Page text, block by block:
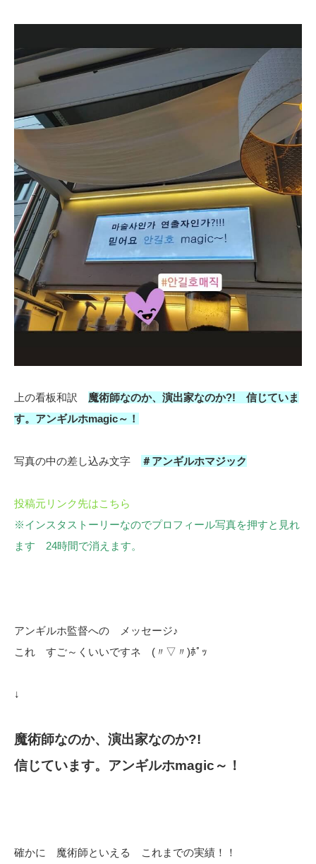
上の看板和訳 魔術師なのか、演出家なのか?! 信じていま
す。アンギルホmagic～！
写真の中の差し込み文字 ＃アンギルホマジック
投稿元リンク先はこちら
※インスタストーリーなのでプロフィール写真を押すと見れ
ます 24時間で消えます。
アンギルホ監督への メッセージ♪
これ すご～くいいですネ (〃▽〃)ﾎﾟｯ
↓
魔術師なのか、演出家なのか?!
信じています。アンギルホmagic～！
確かに 魔術師といえる これまでの実績！！